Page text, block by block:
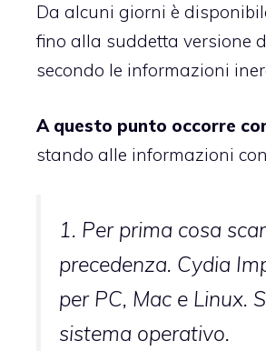
Da alcuni giorni è
fino alla suddetta versione
secondo le informazioni
A questo punto occorre
stando alle informazioni
1. Per prima cosa
precedenza. Cydia
per PC, Mac e Linux.
sistema operativo.